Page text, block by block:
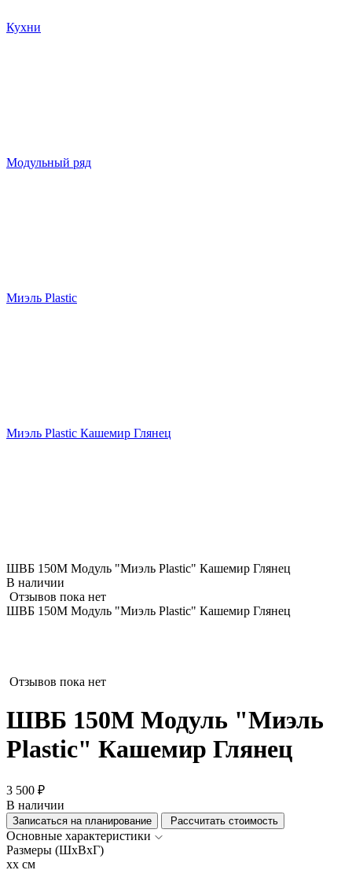
Кухни
Модульный ряд
Миэль Plastic
Миэль Plastic Кашемир Глянец
ШВБ 150М Модуль "Миэль Plastic" Кашемир Глянец
В наличии
Отзывов пока нет
ШВБ 150М Модуль "Миэль Plastic" Кашемир Глянец
Отзывов пока нет
ШВБ 150М Модуль "Миэль
Plastic" Кашемир Глянец
3 500 ₽
В наличии
Записаться на планирование Рассчитать стоимость
Основные характеристики
Размеры (ШхВхГ)
xx см